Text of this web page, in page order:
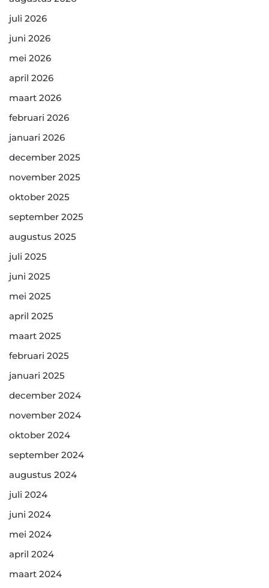
juli 2026
juni 2026
mei 2026
april 2026
maart 2026
februari 2026
januari 2026
december 2025
november 2025
oktober 2025
september 2025
augustus 2025
juli 2025
juni 2025
mei 2025
april 2025
maart 2025
februari 2025
januari 2025
december 2024
november 2024
oktober 2024
september 2024
augustus 2024
juli 2024
juni 2024
mei 2024
april 2024
maart 2024